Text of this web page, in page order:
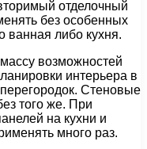
отделочный
без особенных
ванная либо кухня.
возможностей
интерьера в
Стеновые
того же. При
на кухни и
много раз.